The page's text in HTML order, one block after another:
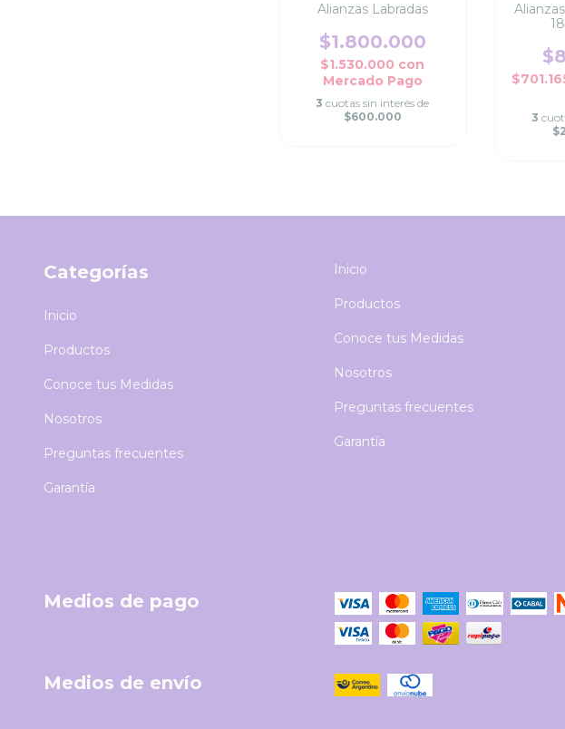
Alianzas Labradas
$1.800.000
$1.530.000 con
Mercado Pago
3 cuotas sin interés de
$600.000
3
Categorías
Inicio
Productos
Conoce tus Medidas
Nosotros
Preguntas frecuentes
Garantía
Inicio
Productos
Conoce tus Medidas
Nosotros
Preguntas frecuentes
Garantía
Medios de pago
Medios de envío